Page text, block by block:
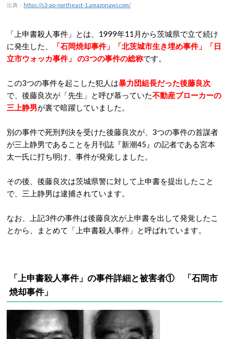
出典： https://s3-ap-northeast-1.amazonaws.com/
「上申書殺人事件」とは、1999年11月から茨城県で立て続け
に発生した、
「石岡焼却事件」「北茨城市生き埋め事件」「日
立市ウォッカ事件」 の3つの事件の総称です。
この3つの事件を起こした犯人は暴力団組長だった後藤良次
で、後藤良次が「先生」と呼び慕っていた不動産ブローカーの
三上静男が裏で暗躍していました。
別の事件で死刑判決を受けた後藤良次が、3つの事件の首謀者
が三上静男であることを月刊誌『新潮45』の記者である宮本
太一氏に打ち明け、事件が発覚しました。
その後、後藤良次は茨城県警に対して上申書を提出したこと
で、三上静男は逮捕されています。
なお、上記3件の事件は後藤良次が上申書を出して発覚したこ
とから、まとめて
「上申書殺人事件」と呼ばれています。
「上申書殺人事件」の事件詳細と被害者① 「石岡市
焼却事件」